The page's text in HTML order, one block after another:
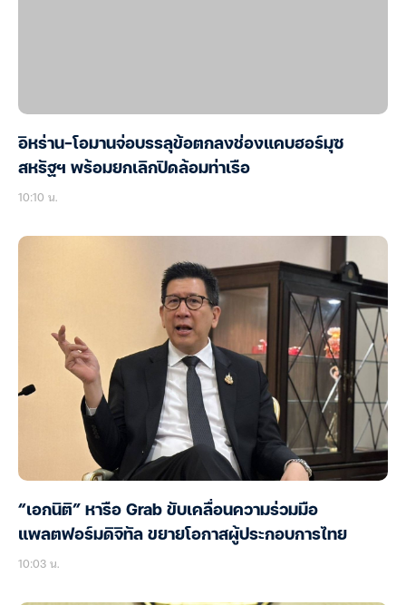
อิหร่าน-โอมานจ่อบรรลุข้อตกลงช่องแคบฮอร์มุซ
สหรัฐฯ พร้อมยกเลิกปิดล้อมท่าเรือ
10:10 น.
“เอกนิติ” หารือ Grab ขับเคลื่อนความร่วมมือ
แพลตฟอร์มดิจิทัล ขยายโอกาสผู้ประกอบการไทย
10:03 น.